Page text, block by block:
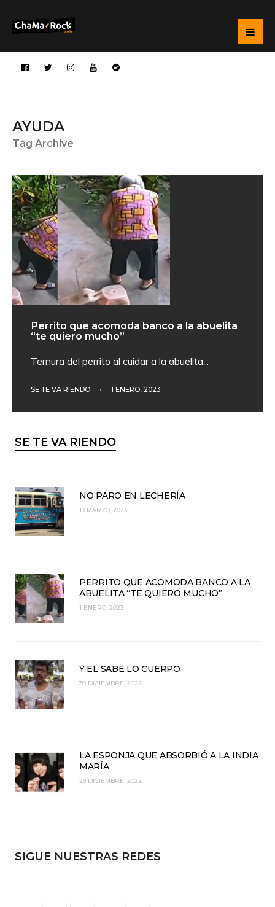
AYUDA
Tag Archive
Perrito que acomoda banco a la abuelita
“te quiero mucho”
Ternura del perrito al cuidar a la abuelita
SE TE VA RIENDO • 1 ENERO, 2023
SE TE VA RIENDO
NO PARO EN LECHERÍA
19 MARZO, 2023
PERRITO QUE ACOMODA BANCO A LA
ABUELITA “TE QUIERO MUCHO”
1 ENERO, 2023
Y EL SABE LO CUERPO
30 DICIEMBRE, 2022
LA ESPONJA QUE ABSORBIÓ A LA INDIA
MARÍA
29 DICIEMBRE, 2022
SIGUE NUESTRAS REDES